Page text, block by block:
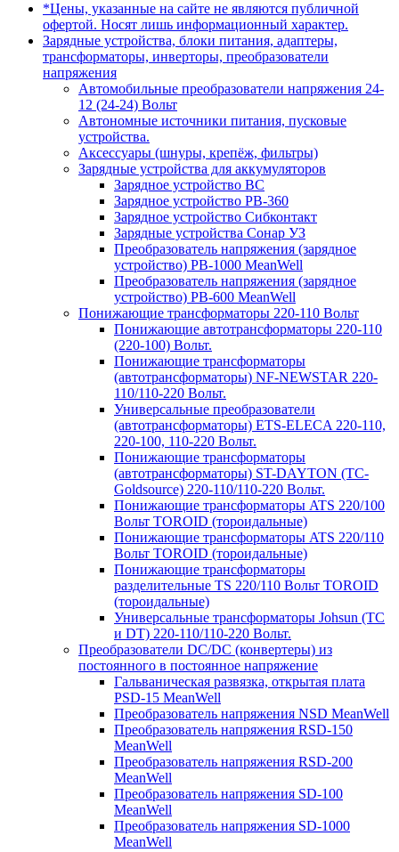
*Цены, указанные на сайте не являются публичной
офертой. Носят лишь информационный характер.
Зарядные устройства, блоки питания, адаптеры,
трансформаторы, инверторы, преобразователи
напряжения
Автомобильные преобразователи напряжения 24-
12 (24-24) Вольт
Автономные источники питания, пусковые
устройства.
Аксессуары (шнуры, крепёж, фильтры)
Зарядные устройства для аккумуляторов
Зарядное устройство BC
Зарядное устройство PB-360
Зарядное устройство Сибконтакт
Зарядные устройства Сонар УЗ
Преобразователь напряжения (зарядное
устройство) PB-1000 MeanWell
Преобразователь напряжения (зарядное
устройство) PB-600 MeanWell
Понижающие трансформаторы 220-110 Вольт
Понижающие автотрансформаторы 220-110
(220-100) Вольт.
Понижающие трансформаторы
(автотрансформаторы) NF-NEWSTAR 220-
110/110-220 Вольт.
Универсальные преобразователи
(автотрансформаторы) ETS-ELECA 220-110,
220-100, 110-220 Вольт.
Понижающие трансформаторы
(автотрансформаторы) ST-DAYTON (TC-
Goldsource) 220-110/110-220 Вольт.
Понижающие трансформаторы ATS 220/100
Вольт TOROID (тороидальные)
Понижающие трансформаторы ATS 220/110
Вольт TOROID (тороидальные)
Понижающие трансформаторы
разделительные TS 220/110 Вольт TOROID
(тороидальные)
Универсальные трансформаторы Johsun (TС
и DT) 220-110/110-220 Вольт.
Преобразователи DC/DC (конвертеры) из
постоянного в постоянное напряжение
Гальваническая развязка, открытая плата
PSD-15 MeanWell
Преобразователь напряжения NSD MeanWell
Преобразователь напряжения RSD-150
MeanWell
Преобразователь напряжения RSD-200
MeanWell
Преобразователь напряжения SD-100
MeanWell
Преобразователь напряжения SD-1000
MeanWell